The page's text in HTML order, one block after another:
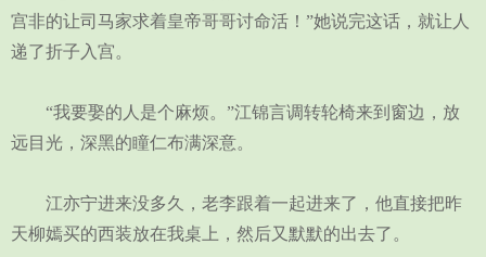
宫非的让司马家求着皇帝哥哥讨命活！”她说完这话，就让人
递了折子入宫。
“我要娶的人是个麻烦。”江锦言调转轮椅来到窗边，放
远目光，深黑的瞳仁布满深意。
江亦宁进来没多久，老李跟着一起进来了，他直接把昨
天柳嫣买的西装放在我桌上，然后又默默的出去了。